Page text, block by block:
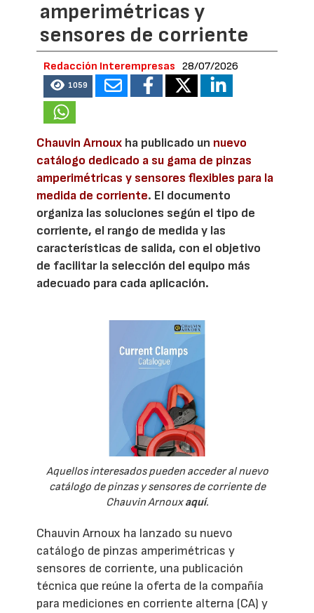
amperimétricas y
sensores de corriente
Redacción Interempresas 28/07/2026
1059
Chauvin Arnoux ha publicado un nuevo
catálogo dedicado a su gama de pinzas
amperimétricas y sensores flexibles para la
medida de corriente. El documento
organiza las soluciones según el tipo de
corriente, el rango de medida y las
características de salida, con el objetivo
de facilitar la selección del equipo más
adecuado para cada aplicación.
Aquellos interesados pueden acceder al nuevo
catálogo de pinzas y sensores de corriente de
Chauvin Arnouxaquí.
Chauvin Arnoux ha lanzado su nuevo
catálogo de pinzas amperimétricas y
sensores de corriente, una publicación
técnica que reúne la oferta de la compañía
para mediciones en corriente alterna (CA) y